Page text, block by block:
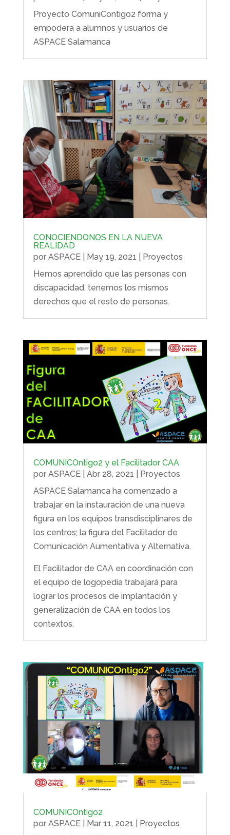
Proyecto ComuniContigo2 forma y
empodera a alumnos y usuarios de
ASPACE Salamanca
CONOCIENDONOS EN LA NUEVA
REALIDAD
por ASPACE| May 19, 2021
Proyectos
Hemos aprendido que las personas con
discapacidad, tenemos los mismos
derechos que el resto de personas.
COMUNICOntigo2 y el Facilitador CAA
por ASPACE| Abr 28, 2021
Proyectos
ASPACE Salamanca ha comenzado a
trabajar en la instauración de una nueva
figura en los equipos transdisciplinares de
los centros; la figura del Facilitador de
Comunicación Aumentativa y Alternativa.
El Facilitador de CAA en coordinación con
el equipo de logopedia trabajará para
lograr los procesos de implantación y
generalización de CAA en todos los
contextos.
COMUNICOntigo2
por ASPACE| Mar 11, 2021
Proyectos